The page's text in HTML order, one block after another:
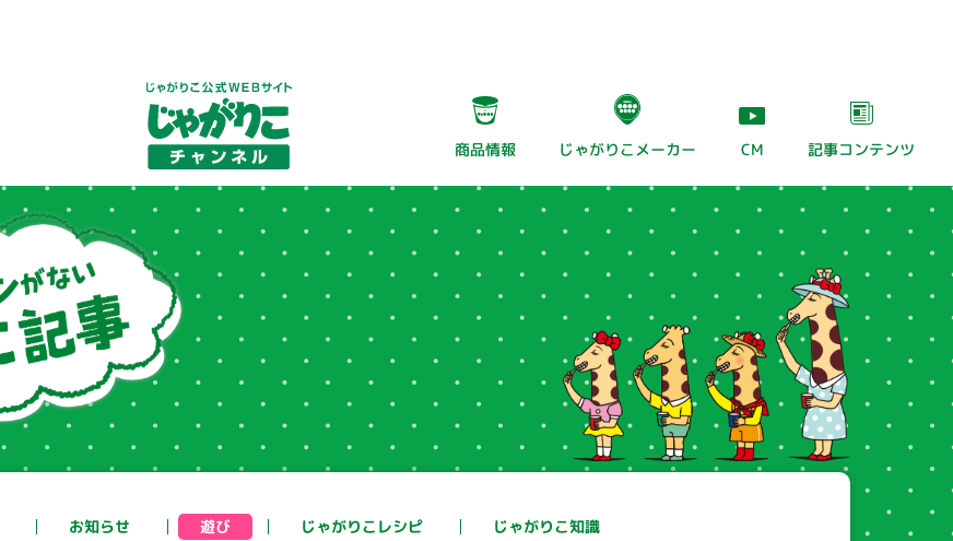
商品情報 じゃがりこメーカー CM 記事コンテンツ
お知らせ 遊び じゃがりこレシピ じゃがりこ知識